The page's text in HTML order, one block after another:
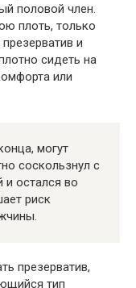
половой член.
плоть, только
и
сидеть на
или
могут
соскользнул с
и остался во
риск
презерватив,
тип